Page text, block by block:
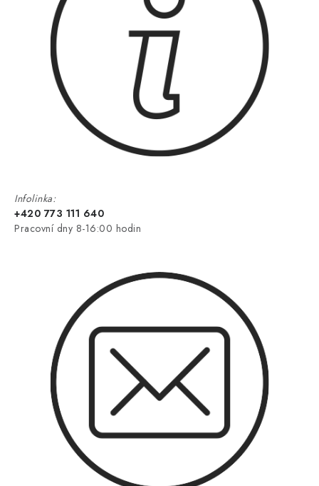
Infolinka:
+420 773 111 640
Pracovní dny 8-16:00 hodin